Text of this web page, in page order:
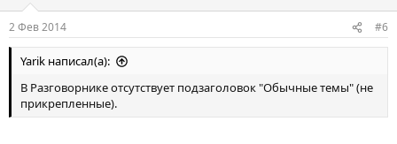
2 Фев 2014 #6
Yarik написал(а):
В Разговорнике отсутствует подзаголовок "Обычные темы" (не
прикрепленные).